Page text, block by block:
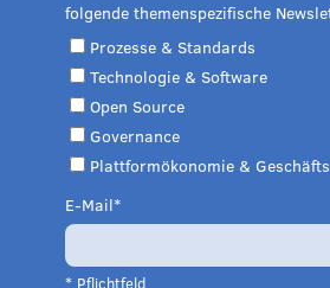
folgende themenspezifische
Prozesse & Standards
Technologie & Software
Open Source
Governance
Plattformökonomie &
E-Mail
* Pflichtfeld